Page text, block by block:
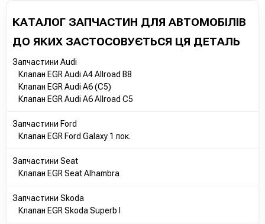
КАТАЛОГ ЗАПЧАСТИН ДЛЯ АВТОМОБІЛІВ
ДО ЯКИХ ЗАСТОСОВУЄТЬСЯ ЦЯ ДЕТАЛЬ
Запчастини Audi
Клапан EGR Audi A4 Allroad B8
Клапан EGR Audi A6 (C5)
Клапан EGR Audi A6 Allroad C5
Запчастини Ford
Клапан EGR Ford Galaxy 1 пок.
Запчастини Seat
Клапан EGR Seat Alhambra
Запчастини Skoda
Клапан EGR Skoda Superb I